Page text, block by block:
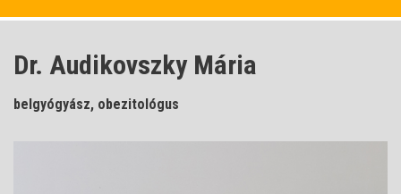
Dr. Audikovszky Mária
belgyógyász, obezitológus